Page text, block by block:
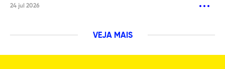
24 jul 2026
VEJA MAIS